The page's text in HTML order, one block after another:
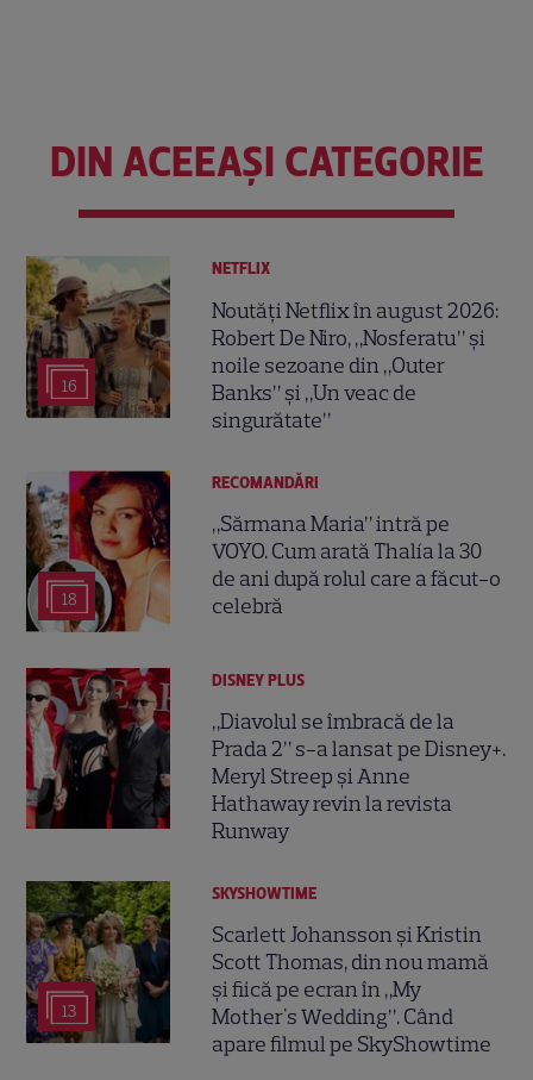
DIN ACEEAȘI CATEGORIE
16
NETFLIX
Noutăți Netflix în august 2026:
Robert De Niro, „Nosferatu” și
noile sezoane din „Outer
Banks” și „Un veac de
singurătate”
18
RECOMANDĂRI
„Sărmana Maria” intră pe
VOYO. Cum arată Thalía la 30
de ani după rolul care a făcut-o
celebră
DISNEY PLUS
„Diavolul se îmbracă de la
Prada 2” s-a lansat pe Disney+.
Meryl Streep și Anne
Hathaway revin la revista
Runway
13
SKYSHOWTIME
Scarlett Johansson și Kristin
Scott Thomas, din nou mamă
și fiică pe ecran în „My
Mother's Wedding”. Când
apare filmul pe SkyShowtime